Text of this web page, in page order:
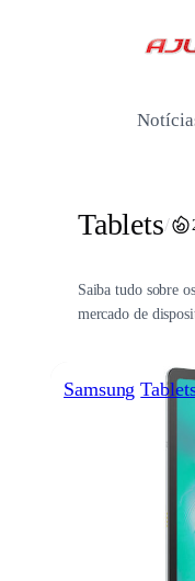
Tablets/
Saiba tudo sobre
mercado de
Samsung